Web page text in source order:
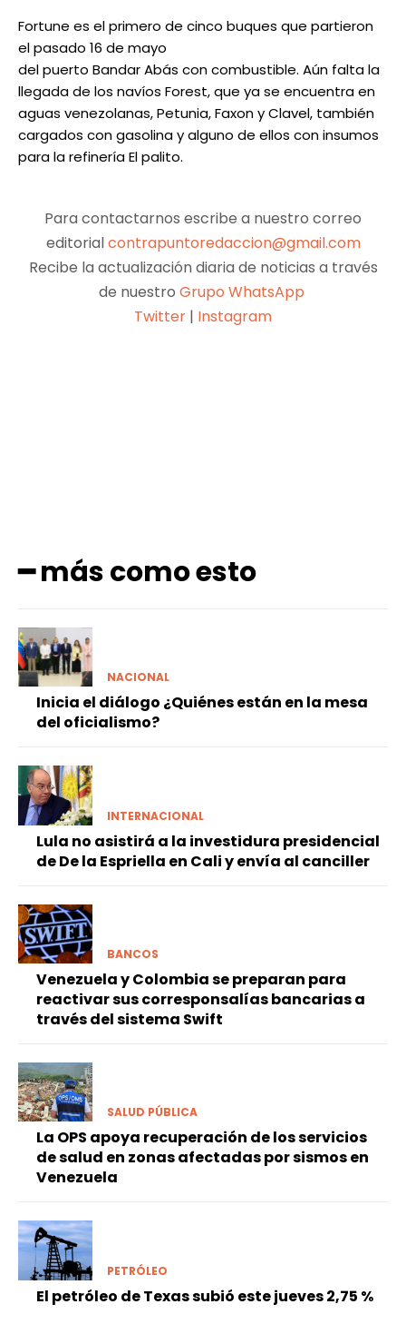
Fortune es el primero de cinco buques que partieron
el pasado 16 de mayo
del puerto Bandar Abás con combustible. Aún falta la
llegada de los navíos Forest, que ya se encuentra en
aguas venezolanas, Petunia, Faxon y Clavel, también
cargados con gasolina y alguno de ellos con insumos
para la refinería El palito.
Para contactarnos escribe a nuestro correo
editorialcontrapuntoredaccion@gmail.com
Recibe la actualización diaria de noticias a través
de nuestro Grupo WhatsApp
Twitter | Instagram
━ más como esto
NACIONAL
Inicia el diálogo ¿Quiénes están en la mesa
del oficialismo?
INTERNACIONAL
Lula no asistirá a la investidura presidencial
de De la Espriella en Cali y envía al canciller
BANCOS
Venezuela y Colombia se preparan para
reactivar sus corresponsalías bancarias a
través del sistema Swift
SALUD PÚBLICA
La OPS apoya recuperación de los servicios
de salud en zonas afectadas por sismos en
Venezuela
PETRÓLEO
El petróleo de Texas subió este jueves 2,75 %